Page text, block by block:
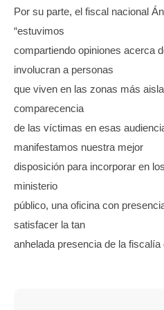
Por su parte, el fiscal nacional
“estuvimos
compartiendo opiniones acerca
involucran a personas
que viven en las zonas más
comparecencia
de las víctimas en esas
manifestamos nuestra mejor
disposición para incorporar en
ministerio
público, una oficina con
satisfacer la tan
anhelada presencia de la fiscalía